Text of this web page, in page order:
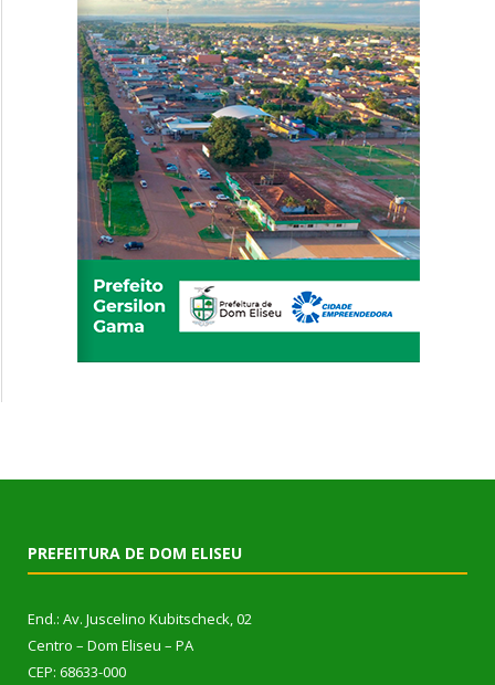
PREFEITURA DE DOM ELISEU
End.: Av. Juscelino Kubitscheck, 02
Centro – Dom Eliseu – PA
CEP: 68633-000